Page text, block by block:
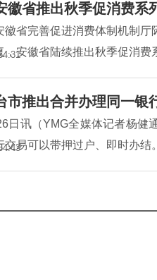
徽省推出秋季促消费系
徽省完善促进消费体制机制
，安徽省陆续推出秋季促消费
市推出合并办理同一银
日讯（YMG全媒体记者杨健
交易可以带押过户、即时办结